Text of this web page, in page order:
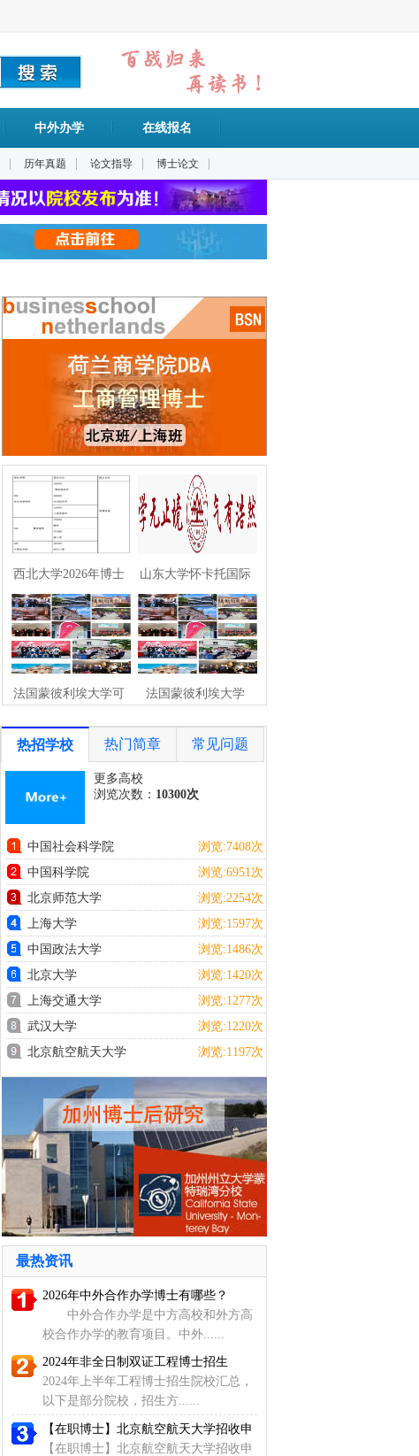
历年真题 论文指导 博士论文
中外办学 在线报名
西北大学2026年博士
研究生报名通
山东大学怀卡托国际
商学院海外博士项
法国蒙彼利埃大学可 法国蒙彼利埃大学
DHM医疗健康管理
热招学校 热门简章 常见问题
更多高校
浏览次数： 10300次
中国社会科学院
浏览:7408次
中国科学院
浏览:6951次
北京师范大学
浏览:2254次
上海大学
浏览:1597次
中国政法大学
浏览:1486次
北京大学
浏览:1420次
上海交通大学
浏览:1277次
武汉大学
浏览:1220次
北京航空航天大学
浏览:1197次
最热资讯
2026年中外合作办学博士有哪些？
中外合作办学是中方高校和外方高
校合作办学的教育项目。中外......
2024年非全日制双证工程博士招生
2024年上半年工程博士招生院校汇总，
以下是部分院校，招生方......
【在职博士】北京航空航天大学招收申
【在职博士】北京航空航天大学招收申